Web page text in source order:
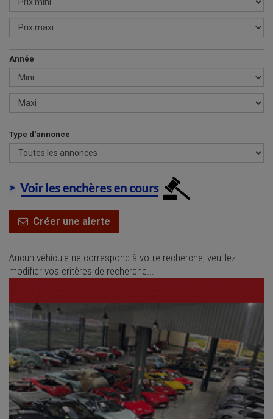
Année
Type d'annonce
Créer une alerte
Aucun véhicule ne correspond à votre recherche, veuillez
modifier vos critères de recherche...